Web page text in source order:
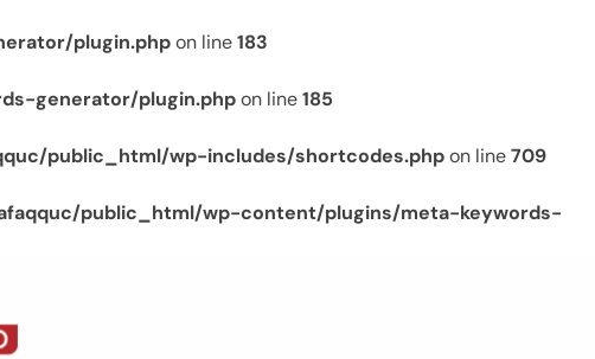
plugin.phpon line183
generator/plugin.phpon line185
public_html/wp-includes/shortcodes.phpon line709
public_html/wp-content/plugins/meta-keywords-